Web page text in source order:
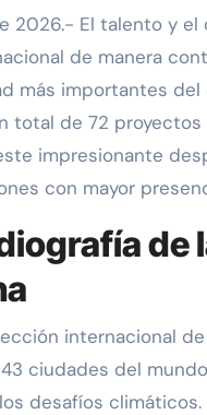
de manera
más importantes del
total de 72
impresionante
con mayor
de
internacional
ciudades del
desafíos